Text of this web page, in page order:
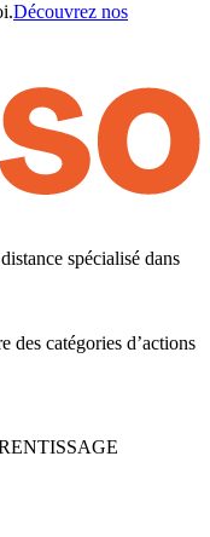
Découvrez nos
spécialisé dans
des catégories d’actions